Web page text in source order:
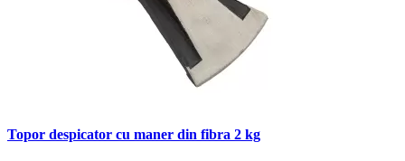
Topor despicator cu maner din fibra 2 kg